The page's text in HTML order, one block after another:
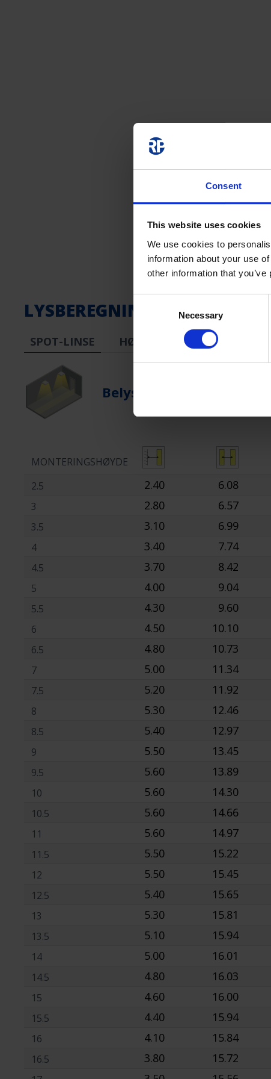
Consent
This website uses cookies
We use cookies to
information about your use
other information that
Necessary
LYSBEREGNING
SPOT-LINSE HØY LINSE
Belysning Av Rømningsvei
MONTERINGSHØYDE
2.5
2.40 6.08
3 2.80 6.57
3.5 3.10 6.99
4 3.40 7.74
4.5 3.70 8.42
5 4.00 9.04
5.5 4.30 9.60
6 4.50 10.10
6.5 4.80 10.73
7 5.00 11.34
7.5 5.20 11.92
8 5.30 12.46
8.5 5.40 12.97
9 5.50 13.45
9.5 5.60 13.89
10 5.60 14.30
10.5 5.60 14.66
11 5.60 14.97
11.5 5.50 15.22
12 5.50 15.45
12.5 5.40 15.65
13 5.30 15.81
13.5 5.10 15.94
14 5.00 16.01
14.5 4.80 16.03
15 4.60 16.00
15.5 4.40 15.94
16 4.10 15.84
16.5 3.80 15.72